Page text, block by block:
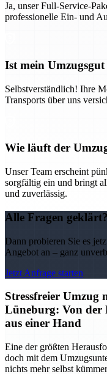
Ja, unser Full-Service-
professionelle Ein- und
Ist mein
Selbstverständlich! Ihre
Transports über uns
Wie läuft der
Unser Team erscheint
sorgfältig ein und bringt
und zuverlässig.
Alle Fragen geklärt?
Dann probieren Sie es
Angebot an – ganz
Jetzt Anfrage starten
Stressfreier Umzug
Lüneburg: Von der
aus einer Hand
Eine der größten
doch mit dem
nichts mehr selbst